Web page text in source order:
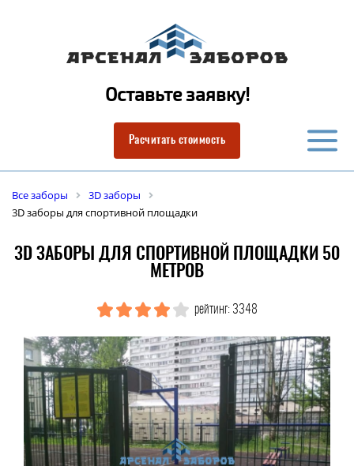
Оставьте заявку!
Расчитать стоимость
Все заборы
3D заборы
3D заборы для спортивной площадки
3D ЗАБОРЫ ДЛЯ СПОРТИВНОЙ ПЛОЩАДКИ 50
МЕТРОВ
рейтинг: 3348